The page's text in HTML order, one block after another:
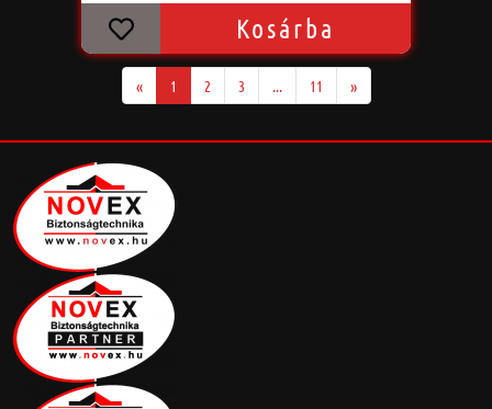
Kosárba
« 1 2 3 ... 11 »